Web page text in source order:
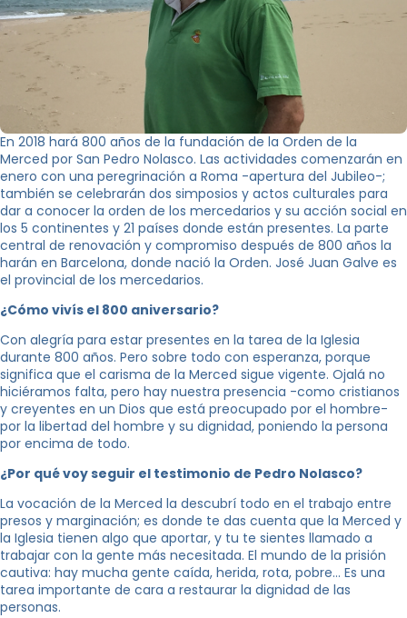
En 2018 hará 800 años de la fundación de la Orden de la
Merced por San Pedro Nolasco. Las actividades comenzarán en
enero con una peregrinación a Roma -apertura del Jubileo-;
también se celebrarán dos simposios y actos culturales para
dar a conocer la orden de los mercedarios y su acción social en
los 5 continentes y 21 países donde están presentes. La parte
central de renovación y compromiso después de 800 años la
harán en Barcelona, ​​donde nació la Orden. José Juan Galve es
el provincial de los mercedarios.
¿Cómo vivís el 800 aniversario?
Con alegría para estar presentes en la tarea de la Iglesia
durante 800 años. Pero sobre todo con esperanza, porque
significa que el carisma de la Merced sigue vigente. Ojalá no
hiciéramos falta, pero hay nuestra presencia -como cristianos
y creyentes en un Dios que está preocupado por el hombre-
por la libertad del hombre y su dignidad, poniendo la persona
por encima de todo.
¿Por qué voy seguir el testimonio de Pedro Nolasco?
La vocación de la Merced la descubrí todo en el trabajo entre
presos y marginación; es donde te das cuenta que la Merced y
la Iglesia tienen algo que aportar, y tu te sientes llamado a
trabajar con la gente más necesitada. El mundo de la prisión
cautiva: hay mucha gente caída, herida, rota, pobre… Es una
tarea importante de cara a restaurar la dignidad de las
personas.